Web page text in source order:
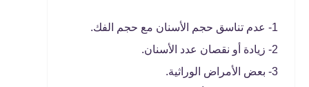
1- عدم تناسق حجم الأسنان مع حجم الفك.
2- زيادة أو نقصان عدد الأسنان.
3- بعض الأمراض الوراثية.